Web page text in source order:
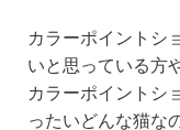
e
c
e
b
tt
er
カラーポイントシ
いと思っている方
カラーポイントシ
ったいどんな猫な